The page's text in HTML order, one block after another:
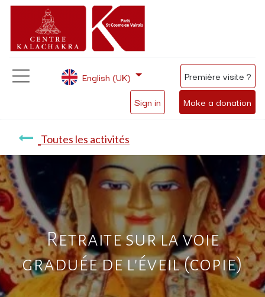
Sign in Make a donation
English (UK) Première visite ?
Toutes les activités
Retraite sur la voie
graduée de l'éveil (copie)